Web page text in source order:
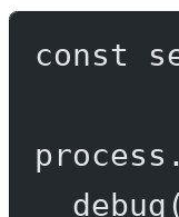
const
process.
debug (